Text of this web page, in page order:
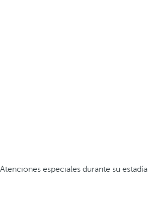
Atenciones especiales durante su estadía